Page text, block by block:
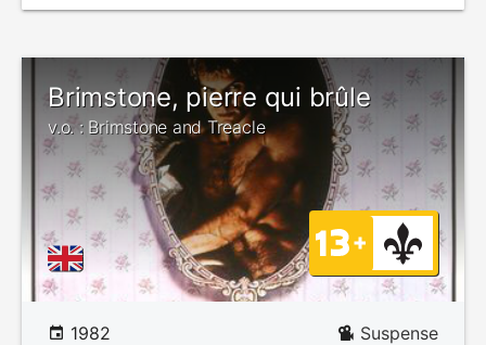
Brimstone, pierre qui brûle
v.o. : Brimstone and Treacle
1982 Suspense